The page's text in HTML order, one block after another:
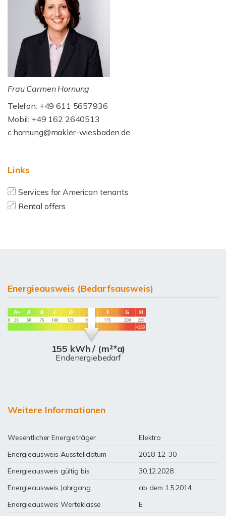
Frau Carmen Hornung
Telefon: +49 611 5657936
Mobil: +49 162 2640513
c.hornung@makler-wiesbaden.de
Links
Services for American tenants
Rental offers
Energieausweis (Bedarfsausweis)
155 kWh / (m²*a)
Endenergiebedarf
Weitere Informationen
Wesentlicher Energieträger
Elektro
Energieausweis Ausstelldatum
2018-12-30
Energieausweis gültig bis
30.12.2028
Energieausweis Jahrgang
ab dem 1.5.2014
Energieausweis Werteklasse
E